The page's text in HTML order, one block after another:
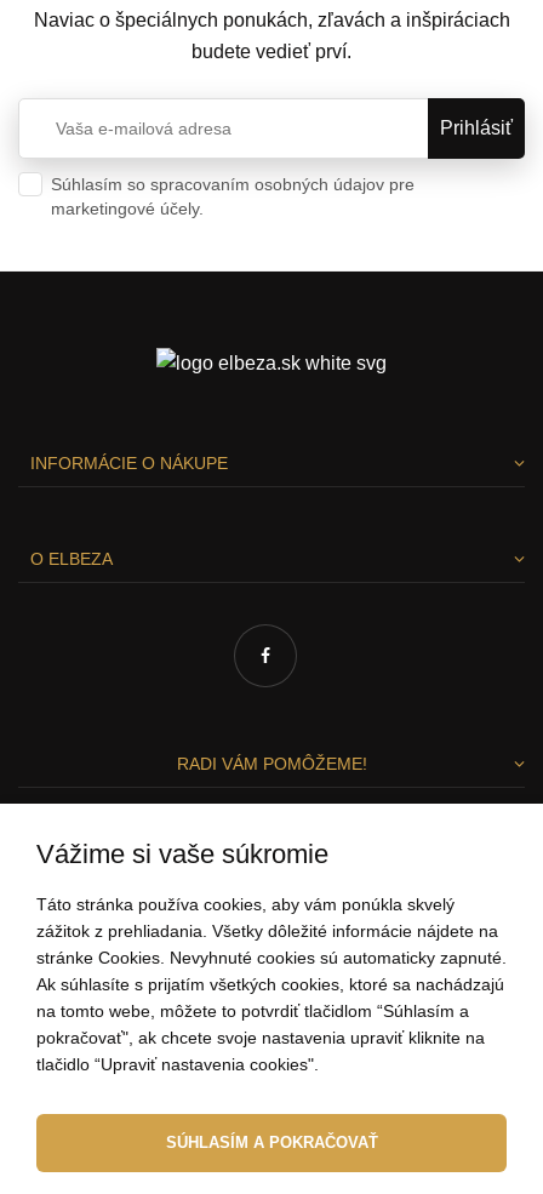
Naviac o špeciálnych ponukách, zľavách a inšpiráciach
budete vedieť prví.
Súhlasím so spracovaním osobných údajov pre
marketingové účely.
INFORMÁCIE O NÁKUPE
O ELBEZA
RADI VÁM POMÔŽEME!
Zuzka a Lenka
(Po - Pi: 9:00-15:00)
ahoj@elbeza.sk
Internetový obchododBlueweb s.r.o.
Vážime si vaše súkromie
Táto stránka používa cookies, aby vám ponúkla skvelý
zážitok z prehliadania. Všetky dôležité informácie nájdete na
stránke Cookies. Nevyhnuté cookies sú automaticky zapnuté.
Ak súhlasíte s prijatím všetkých cookies, ktoré sa nachádzajú
na tomto webe, môžete to potvrdiť tlačidlom “Súhlasím a
pokračovať", ak chcete svoje nastavenia upraviť kliknite na
tlačidlo “Upraviť nastavenia cookies".
SÚHLASÍM A POKRAČOVAŤ